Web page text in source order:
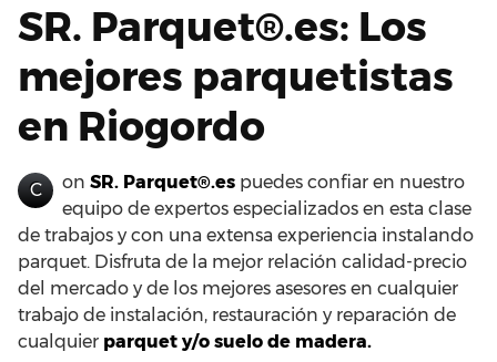
SR. Parquet®.es: Los
mejores parquetistas
en Riogordo
C on SR. Parquet®.es puedes confiar en nuestro
equipo de expertos especializados en esta clase
de trabajos y con una extensa experiencia instalando
parquet. Disfruta de la mejor relación calidad-precio
del mercado y de los mejores asesores en cualquier
trabajo de instalación, restauración y reparación de
cualquier parquet y/o suelo de madera.